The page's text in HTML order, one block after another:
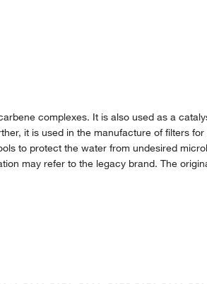
complexes. It is also used as a
it is used in the manufacture of filters for
to protect the water from undesired
may refer to the legacy brand. The